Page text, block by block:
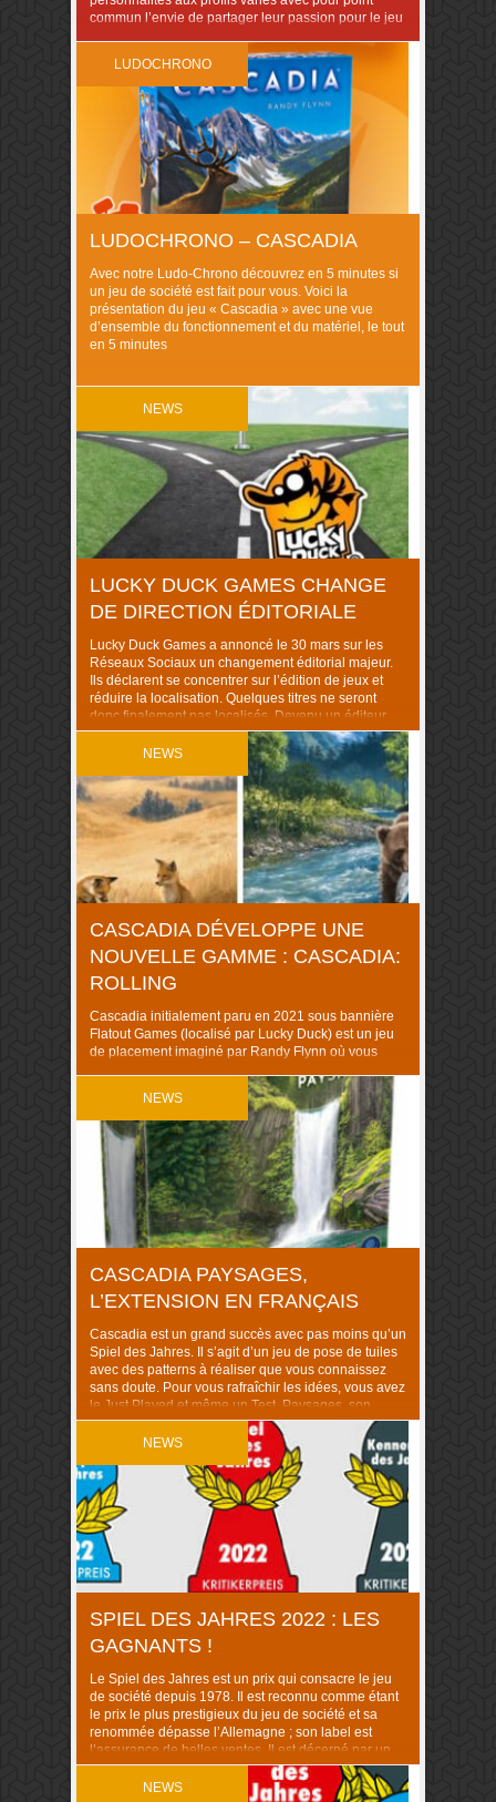
commun l’envie de partager leur passion pour le jeu
podcast qui, à l’image de ses intervenants, propose
une grande variété de sujets abordés sous des
angles tout aussi variés. Le 16 juillet 2022 […]
LUDOCHRONO
LUDOCHRONO – CASCADIA
Avec notre Ludo-Chrono découvrez en 5 minutes si
un jeu de société est fait pour vous. Voici la
présentation du jeu « Cascadia » avec une vue
d’ensemble du fonctionnement et du matériel, le tout
en 5 minutes
NEWS
LUCKY DUCK GAMES CHANGE
DE DIRECTION ÉDITORIALE
Lucky Duck Games a annoncé le 30 mars sur les
Réseaux Sociaux un changement éditorial majeur.
Ils déclarent se concentrer sur l’édition de jeux et
réduire la localisation. Quelques titres ne seront
donc finalement pas localisés. Devenu un éditeur
majeur du secteur, Lucky Duck Games distribué par
Néoludis a vécu des changements majeurs ces
NEWS
CASCADIA DÉVELOPPE UNE
NOUVELLE GAMME : CASCADIA:
ROLLING
Cascadia initialement paru en 2021 sous bannière
Flatout Games (localisé par Lucky Duck) est un jeu
de placement imaginé par Randy Flynn où vous
de façon à ce que vos jetons animaux trouvent un
habitat qui leur sied et vous rapportent ainsi un max
de points selon diverses […]
NEWS
CASCADIA PAYSAGES,
L’EXTENSION EN FRANÇAIS
Cascadia est un grand succès avec pas moins qu’un
Spiel des Jahres. Il s’agit d’un jeu de pose de tuiles
avec des patterns à réaliser que vous connaissez
sans doute. Pour vous rafraîchir les idées, vous avez
le Just Played et même un Test. Paysages, son
extension, arrive bientôt en français. Quoi de neuf
NEWS
SPIEL DES JAHRES 2022 : LES
GAGNANTS !
Le Spiel des Jahres est un prix qui consacre le jeu
de société depuis 1978. Il est reconnu comme étant
le prix le plus prestigieux du jeu de société et sa
renommée dépasse l’Allemagne ; son label est
l’assurance de belles ventes. Il est décerné par un
jury composé de journalistes spécialisés qui doivent
prendre […]NEWS